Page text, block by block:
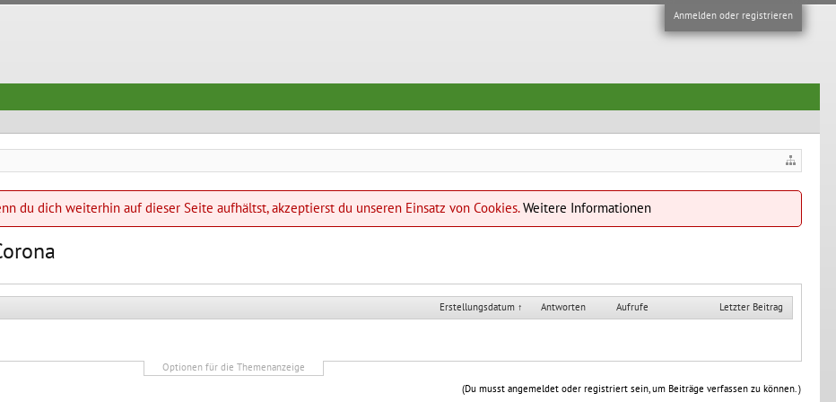
Anmelden oder registrieren
du dich weiterhin auf dieser Seite aufhältst, akzeptierst du unseren Einsatz von Cookies.Weitere Informationen
Erstellungsdatum ↑ Antworten Aufrufe Letzter Beitrag
Optionen für die Themenanzeige
(Du musst angemeldet oder registriert sein, um Beiträge verfassen zu können. )